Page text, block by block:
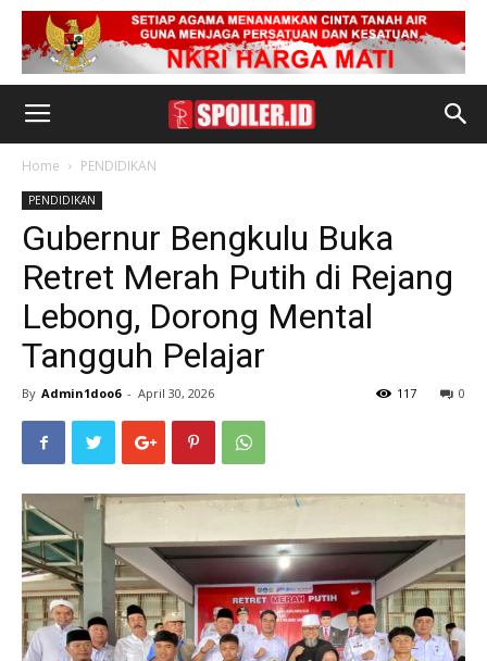
Home PENDIDIKAN
PENDIDIKAN
Gubernur Bengkulu Buka
Retret Merah Putih di Rejang
Lebong, Dorong Mental
Tangguh Pelajar
By Admin1doo6 - April 30, 2026 0
117